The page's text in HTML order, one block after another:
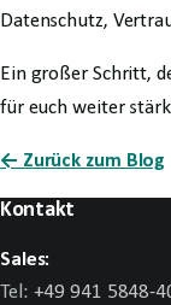
Datenschutz,
Ein großer Schritt,
für euch weiter
← Zurück zum Blog
Kontakt
Sales:
Tel: +49 941 5848-